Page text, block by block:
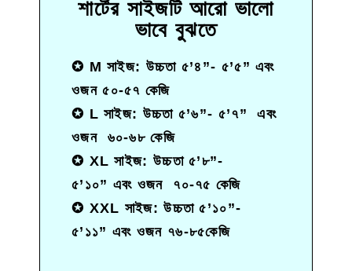
শার্টের সাইজটি আরো ভালো
ভাবে বুঝতে​
✪ M সাইজ: উচ্চতা ৫’৪”- ৫’৫” এবং
ওজন ৫০-৫৭ কেজি
✪ L সাইজ: উচ্চতা ৫’৬”- ৫’৭”
এবং
ওজন ৬০-৬৮ কেজি
✪ XL সাইজ: উচ্চতা৫’৮”-
৫’১০” এবং ওজন ৭০-৭৫ কেজি
✪ XXL সাইজ: উচ্চতা৫’১০”-
৫’১১” এবং ওজন ৭৬-৮৫কেজি